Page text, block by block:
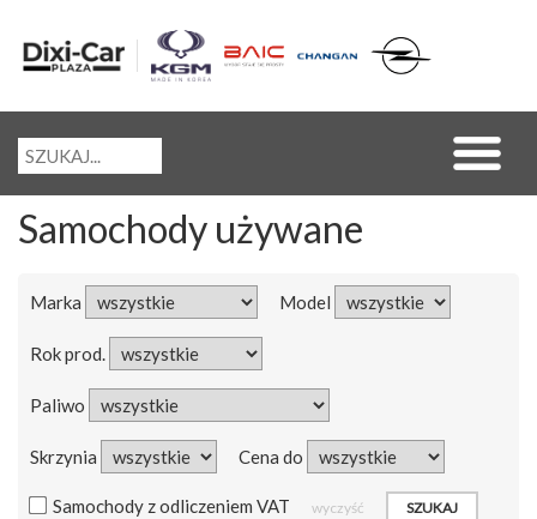
Samochody używane
Marka Model
Rok prod.
Paliwo
Skrzynia Cena do
Samochody z odliczeniem VAT wyczyść